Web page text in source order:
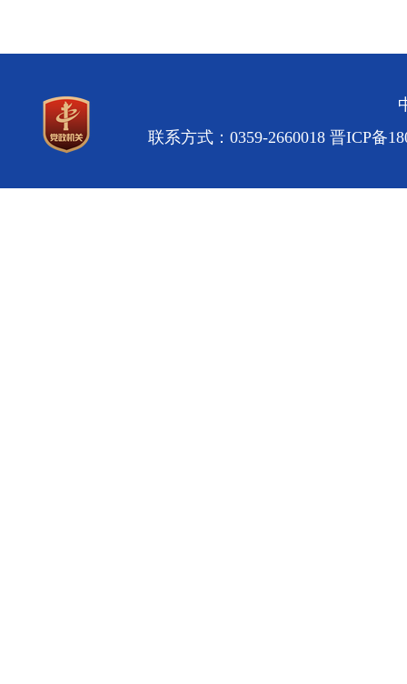
联系方式：0359-2660018 晋ICP备